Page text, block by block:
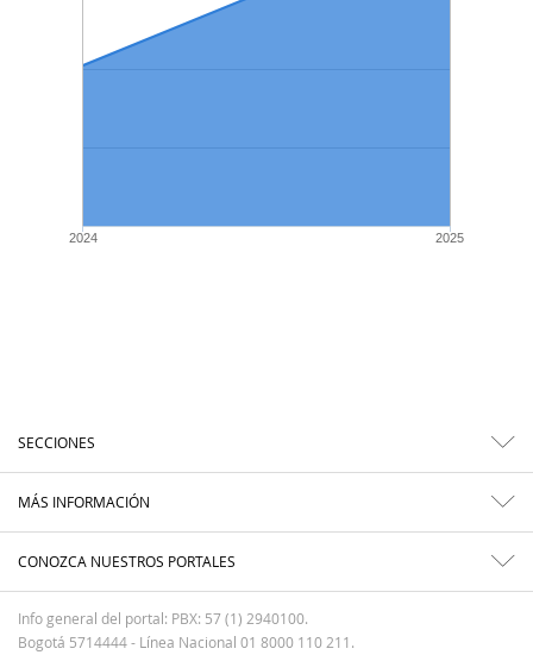
2024 2025
SECCIONES
MÁS INFORMACIÓN
CONOZCA NUESTROS PORTALES
Info general del portal: PBX: 57 (1) 2940100.
Bogotá 5714444 - Línea Nacional 01 8000 110 211.